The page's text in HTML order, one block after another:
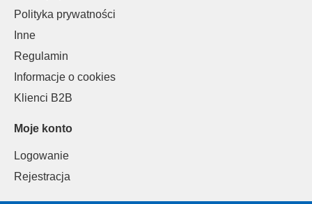
Polityka prywatności
Inne
Regulamin
Informacje o cookies
Klienci B2B
Moje konto
Logowanie
Rejestracja